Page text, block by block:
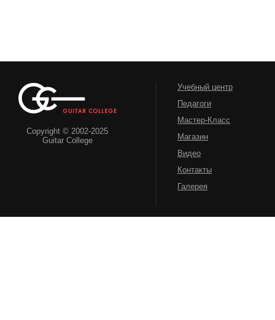
Copyright © 2002-2025
Guitar College
Учебный центр
Педагоги
Мастер-Класс
Магазин
Видео
Контакты
Галерея